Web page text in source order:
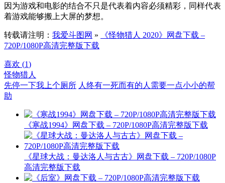
因为游戏和电影的结合不只是代表着内容必须精彩，同样代表
着游戏能够搬上大屏的梦想。
转载请注明： 我爱斗图网 »
《怪物猎人 2020》网盘下载 –
720P/1080P高清完整版下载
喜欢 (1)
怪物猎人
先停一下我上个厕所 人终有一死而有的人需要一点小小的帮
助
《寒战1994》网盘下载 – 720P/1080P高清完整版下载
《星球大战：曼达洛人与古古》网盘下载 – 720P/1080P
高清完整版下载